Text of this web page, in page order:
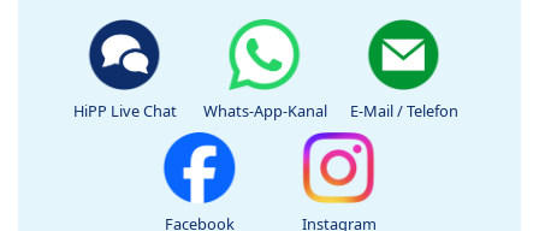
HiPP Live Chat Whats-App-Kanal E-Mail / Telefon
Facebook Instagram